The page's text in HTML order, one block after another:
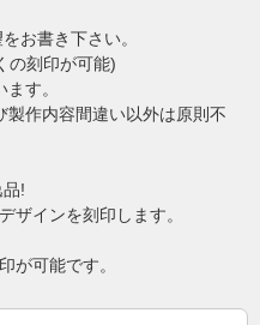
お書き下さい。
の刻印が可能)
す。
作内容間違い以外は原則不
!
ザインを刻印します。
可能です。